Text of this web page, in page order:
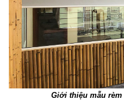
Giới thiệu mẫu rèm